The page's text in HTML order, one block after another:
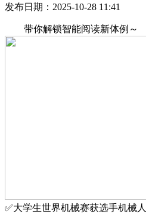
发布日期：2025-10-28 11:41
带你解锁智能阅读新体例～
✅大学生世界机械赛获选手机械